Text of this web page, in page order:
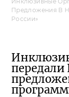
Предложения В
России»
передали